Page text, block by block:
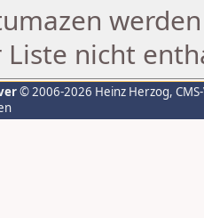
nicht
© 2006-2026 Heinz Herzog,